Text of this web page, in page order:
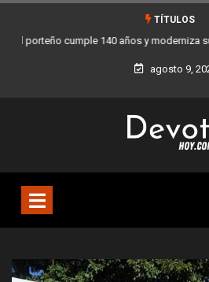
TÍTULOS
Buenos Aires sumó 12 nuevos Bares
Ciudad
agosto 9,